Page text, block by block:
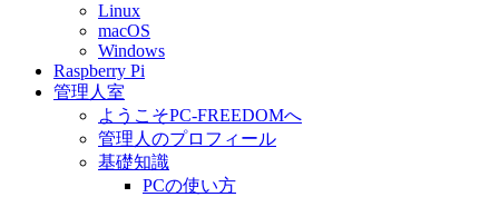
Linux
macOS
Windows
Raspberry Pi
管理人室
ようこそPC-FREEDOMへ
管理人のプロフィール
基礎知識
PCの使い方